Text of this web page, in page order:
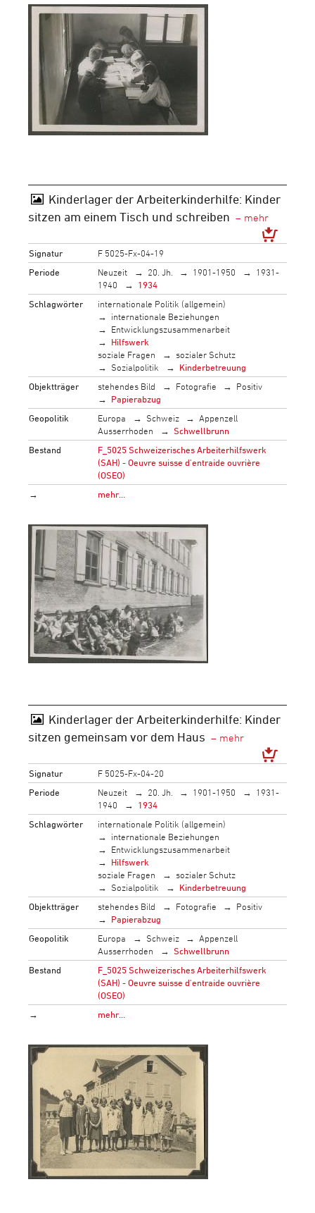
Kinderlager der Arbeiterkinderhilfe: Kinder
sitzen am einem Tisch und schreiben
Signatur
F 5025-Fx-04-19
Periode
Neuzeit 20. Jh. 1901-1950
1931-
1940
1934
Schlagwörter
internationale Politik (allgemein)
internationale Beziehungen
Entwicklungszusammenarbeit
Hilfswerk
soziale Fragen
sozialer Schutz
Sozialpolitik
Kinderbetreuung
Objektträger
stehendes Bild Fotografie
Positiv
Papierabzug
Geopolitik
Europa Schweiz
Appenzell
Ausserrhoden
Schwellbrunn
Bestand
F_5025 Schweizerisches Arbeiterhilfswerk
(SAH) - Oeuvre suisse d'entraide ouvrière
(OSEO)
→
mehr…
Kinderlager der Arbeiterkinderhilfe: Kinder
sitzen gemeinsam vor dem Haus
Signatur
F 5025-Fx-04-20
Periode
Neuzeit 20. Jh. 1901-1950
1931-
1940
1934
Schlagwörter
internationale Politik (allgemein)
internationale Beziehungen
Entwicklungszusammenarbeit
Hilfswerk
soziale Fragen
sozialer Schutz
Sozialpolitik
Kinderbetreuung
Objektträger
stehendes Bild Fotografie
Positiv
Papierabzug
Geopolitik
Europa Schweiz
Appenzell
Ausserrhoden
Schwellbrunn
Bestand
F_5025 Schweizerisches Arbeiterhilfswerk
(SAH) - Oeuvre suisse d'entraide ouvrière
(OSEO)
→
mehr…